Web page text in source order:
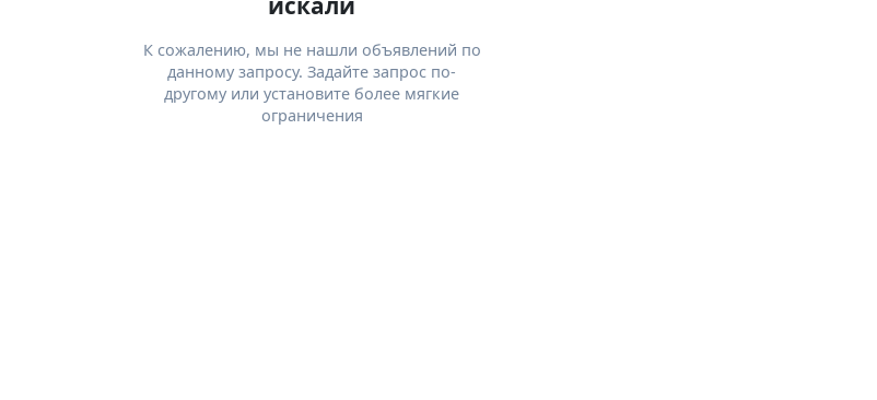
К сожалению, мы не нашли объявлений по
данному запросу. Задайте запрос по-
другому или установите более мягкие
ограничения